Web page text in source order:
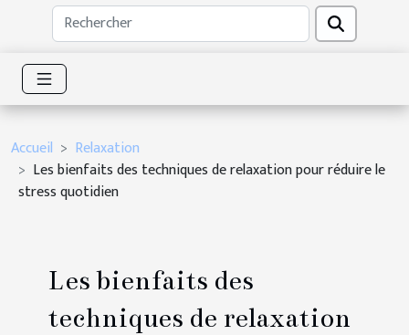
Accueil
Relaxation
Les bienfaits des techniques de relaxation pour réduire le
stress quotidien
Les bienfaits des
techniques de relaxation